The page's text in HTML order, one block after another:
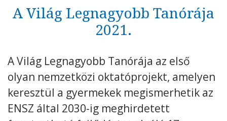
TÉMÁK
DOKUMENTUMTÁR
KAPCSOLAT
A Világ Legnagyobb Tanórája
2021.
A Világ Legnagyobb Tanórája az első
olyan nemzetközi oktatóprojekt, amelyen
keresztül a gyermekek megismerhetik az
ENSZ által 2030-ig meghirdetett